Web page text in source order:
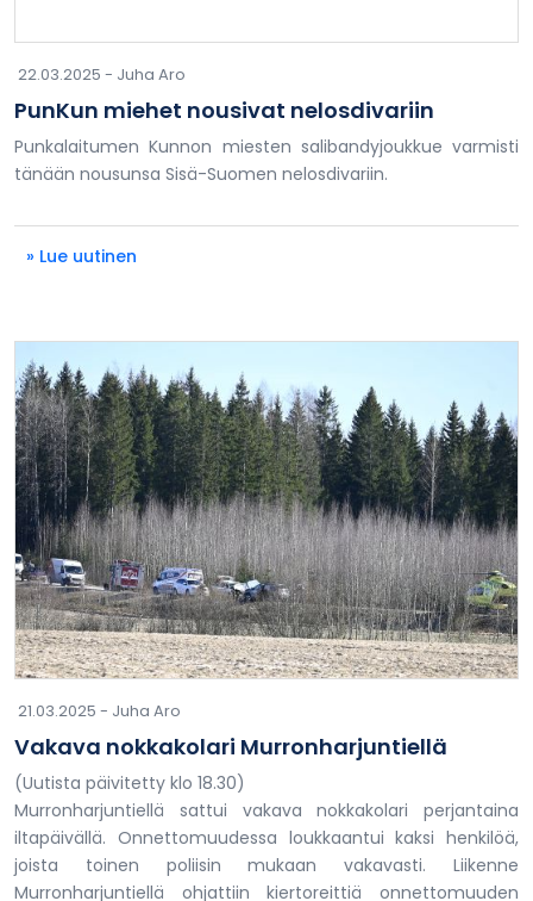
22.03.2025 - Juha Aro
PunKun miehet nousivat nelosdivariin
Punkalaitumen Kunnon miesten salibandyjoukkue varmisti
tänään nousunsa Sisä-Suomen nelosdivariin.
» Lue uutinen
21.03.2025 - Juha Aro
Vakava nokkakolari Murronharjuntiellä
(Uutista päivitetty klo 18.30)
Murronharjuntiellä sattui vakava nokkakolari perjantaina
iltapäivällä. Onnettomuudessa loukkaantui kaksi henkilöä,
joista toinen poliisin mukaan vakavasti. Liikenne
Murronharjuntiellä ohjattiin kiertoreittiä onnettomuuden